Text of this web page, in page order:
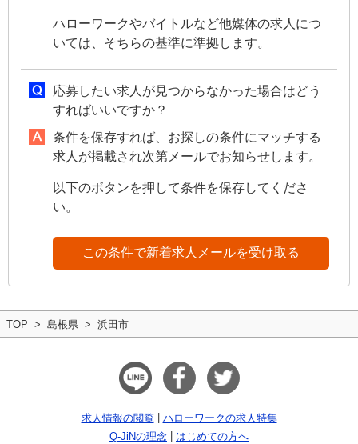
ハローワークやバイトルなど他媒体の求人につ
いては、そちらの基準に準拠します。
応募したい求人が見つからなかった場合はどう
すればいいですか？
条件を保存すれば、お探しの条件にマッチする
求人が掲載され次第メールでお知らせします。
以下のボタンを押して条件を保存してくださ
い。
この条件で新着求人メールを受け取る
TOP 島根県 浜田市
求人情報の閲覧
ハローワークの求人特集
Q-JiNの理念
はじめての方へ